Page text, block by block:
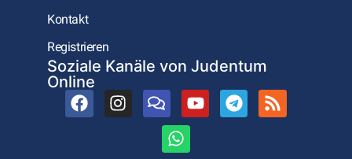
Kontakt
Registrieren
Soziale Kanäle von Judentum
Online